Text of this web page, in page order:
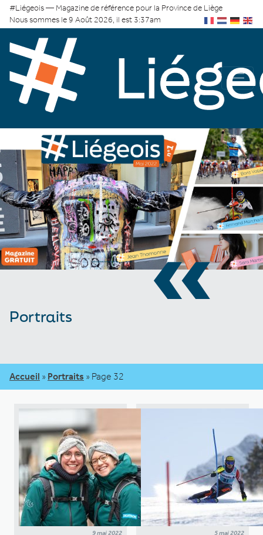
#Liégeois — Magazine de référence pour la Province de Liège
Nous sommes le 9 Août 2026, il est 3:37am
«
Portraits
Accueil » Portraits » Page 32
9 mai 2022 5 mai 2022